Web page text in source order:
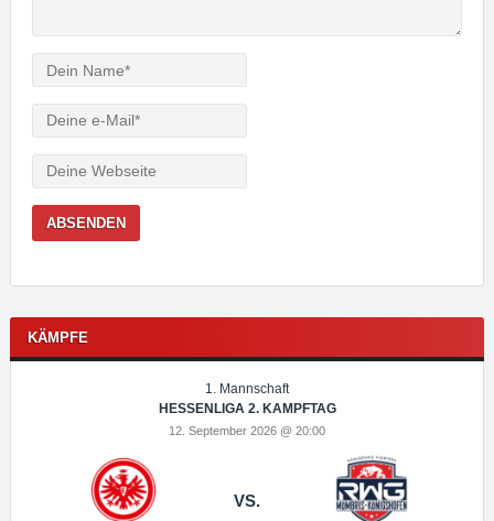
Verfasser
Mail
Webseite
KÄMPFE
1. Mannschaft
HESSENLIGA 2. KAMPFTAG
12. September 2026 @ 20:00
VS.